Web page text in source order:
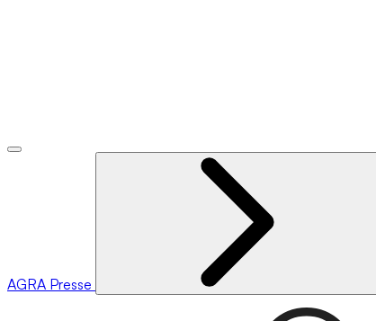
AGRA Presse